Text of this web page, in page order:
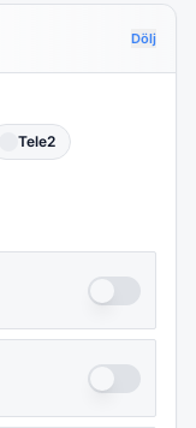
Dölj
Tele2